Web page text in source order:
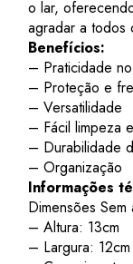
o lar,
agradar a todos
Benefícios:
– Praticidade
– Proteção e
– Versatilidade
– Fácil limpeza
– Durabilidade
– Organização
Informações
Dimensões Sem
– Altura: 13cm
– Largura: 12cm